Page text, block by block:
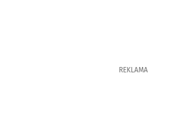
REKLAMA